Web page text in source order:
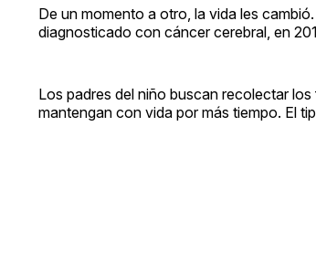
De un momento a otro, la vida les
diagnosticado con cáncer cerebral, en
Los padres del niño buscan recolectar
mantengan con vida por más tiempo. El